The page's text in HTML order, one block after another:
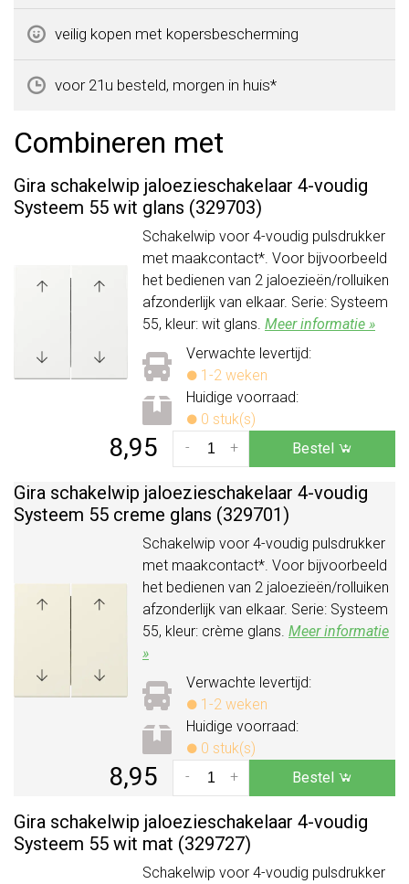
veilig kopen met kopersbescherming
voor 21u besteld, morgen in huis*
Combineren met
Gira schakelwip jaloezieschakelaar 4-voudig
Systeem 55 wit glans (329703)
Schakelwip voor 4-voudig pulsdrukker
met maakcontact*. Voor bijvoorbeeld
het bedienen van 2 jaloezieën/rolluiken
afzonderlijk van elkaar. Serie: Systeem
55, kleur: wit glans. Meer informatie »
Verwachte levertijd:
1-2 weken
Huidige voorraad:
0 stuk(s)
8,95 +
- Bestel
Gira schakelwip jaloezieschakelaar 4-voudig
Systeem 55 creme glans (329701)
Schakelwip voor 4-voudig pulsdrukker
met maakcontact*. Voor bijvoorbeeld
het bedienen van 2 jaloezieën/rolluiken
afzonderlijk van elkaar. Serie: Systeem
55, kleur: crème glans. Meer informatie
»
Verwachte levertijd:
1-2 weken
Huidige voorraad:
0 stuk(s)
8,95 +
- Bestel
Gira schakelwip jaloezieschakelaar 4-voudig
Systeem 55 wit mat (329727)
Schakelwip voor 4-voudig pulsdrukker